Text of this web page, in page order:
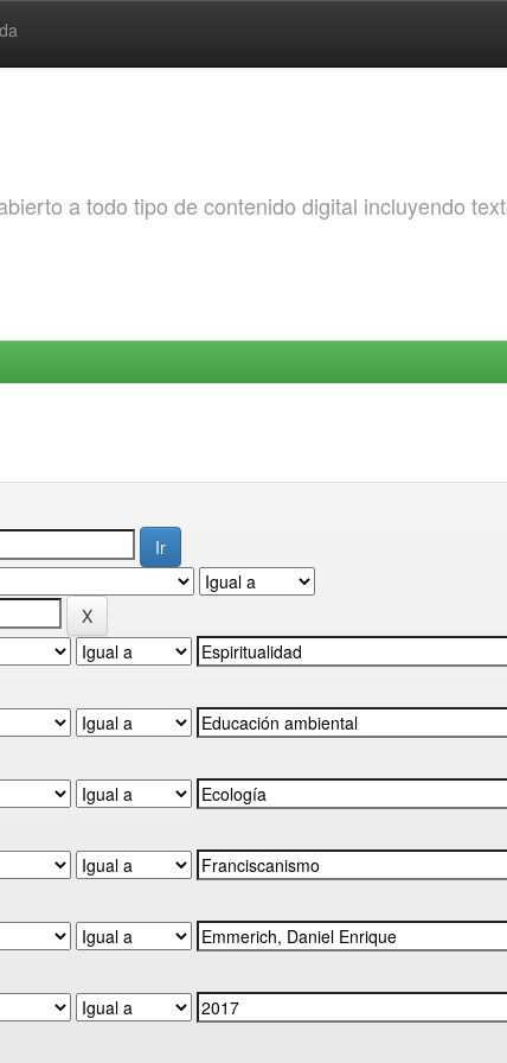
a todo tipo de contenido digital incluyendo